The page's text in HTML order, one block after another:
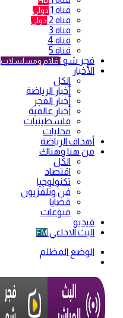
قناة 1 دولي
قناة 2 دولي
قناة 3
قناة 4
قناة 5
فجر شو أفلام ومسلسلات
الأخبار
الكل
أخبار الرياضة
أخبار الفجر
أخبار عالمية
فلسطينيات
محليات
أهداف الرياضة
من هنا وهناك
الكل
اقتصاد
تكنولوجيا
فن وتلفزيون
قضايا
منوعات
فيديو
البث الاذاعي FM
الوضع المظلم